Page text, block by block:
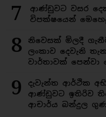
7
ආණ්ඩුවට වසර
විපක්ෂයෙන්
8
නිවෙසක් මිලදී
ලංකාව දෙවැනි
වාර්තාවක් පෙන්වා
9
දැවැන්ත ආර්ථික
ආණ්ඩුවට ඉතිරිව
ආචාර්ය බන්දුල